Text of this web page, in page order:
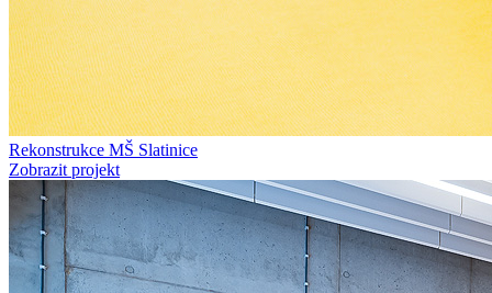
Rekonstrukce MŠ Slatinice
Zobrazit projekt